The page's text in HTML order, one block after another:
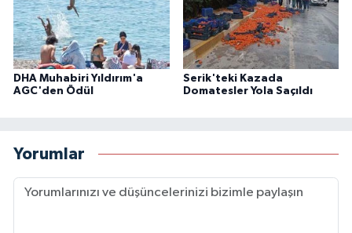
DHA Muhabiri Yıldırım'a
AGC'den Ödül
Serik'teki Kazada
Domatesler Yola Saçıldı
Yorumlar